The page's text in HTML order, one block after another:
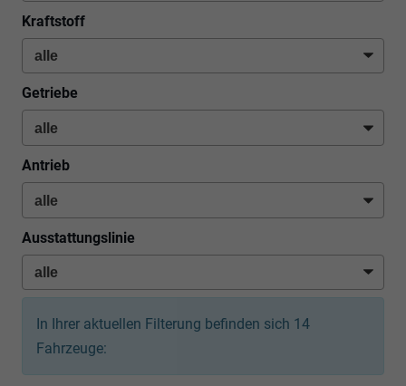
Kraftstoff
Getriebe
Antrieb
Ausstattungslinie
In Ihrer aktuellen Filterung befinden sich 14
Fahrzeuge: